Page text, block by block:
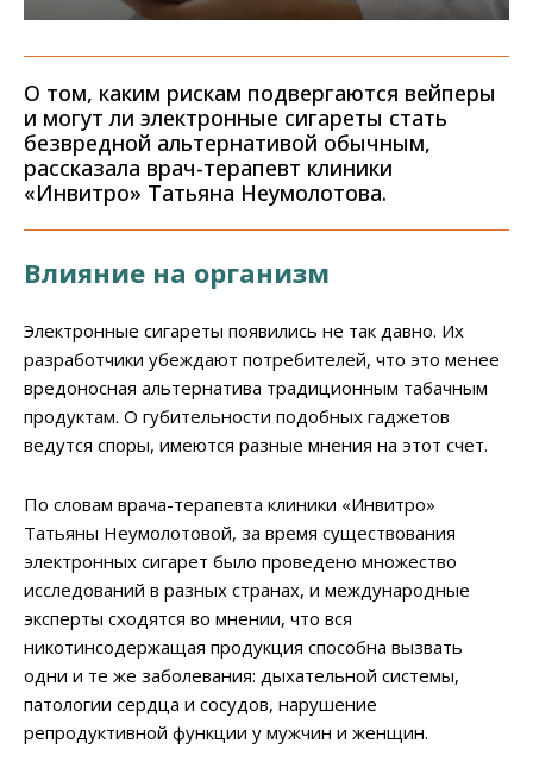
О том, каким рискам подвергаются вейперы
и могут ли электронные сигареты стать
безвредной альтернативой обычным,
рассказала врач-терапевт клиники
«Инвитро» Татьяна Неумолотова.
Влияние на организм
Электронные сигареты появились не так давно. Их
разработчики убеждают потребителей, что это менее
вредоносная альтернатива традиционным табачным
продуктам. О губительности подобных гаджетов
ведутся споры, имеются разные мнения на этот счет.
По словам врача-терапевта клиники «Инвитро»
Татьяны Неумолотовой, за время существования
электронных сигарет было проведено множество
исследований в разных странах, и международные
эксперты сходятся во мнении, что вся
никотинсодержащая продукция способна вызвать
одни и те же заболевания: дыхательной системы,
патологии сердца и сосудов, нарушение
репродуктивной функции у мужчин и женщин.